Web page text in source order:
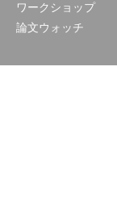
ワークショップ
論文ウォッチ